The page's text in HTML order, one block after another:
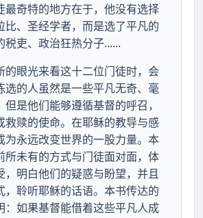
最奇特的地方在于，他没有选择
比、圣经学者，而是选了平凡的
税吏、政治狂热分子......
的眼光来看这十二位门徒时，会
选的人虽然是一些平凡无奇、毫
是他们能够遵循基督的呼召，
救赎的使命。在耶稣的教导与感
为永远改变世界的一股力量。本
所未有的方式与门徒面对面，体
，明白他们的疑惑与盼望，并且
，聆听耶稣的话语。本书传达的
：如果基督能借着这些平凡人成